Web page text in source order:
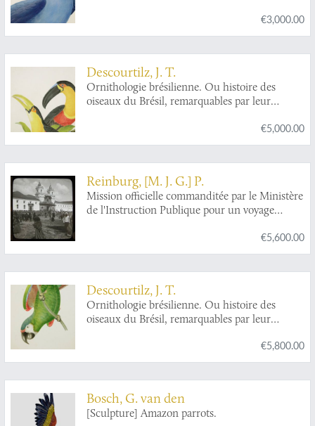
hyacinthus[Hyacinth ara].
€3,000.00
Descourtilz, J. T.
Ornithologie brésilienne. Ou histoire des
oiseaux du Brésil, remarquables par leur
of magnificent toucan plates. Plates 12 and 14.
Ramphastos arielandRamphastos dicolorus,
toucan; and black-necked aracari and curl-
crested aracari].
€5,000.00
Reinburg, [M. J. G.] P.
Mission officielle commanditée par le Ministère
de l'Instruction Publique pour un voyage
€5,600.00
Descourtilz, J. T.
Ornithologie brésilienne. Ou histoire des
oiseaux du Brésil, remarquables par leur
of magnificent parrot plates. Plates 6 and 7.Ara
ararauna, andAra severus[Blue-and-yellow
and colour variety].
€5,800.00
Bosch, G. van den
[Sculpture] Amazon parrots.